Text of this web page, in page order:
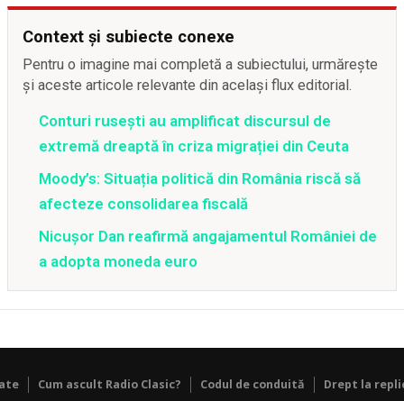
Context și subiecte conexe
Pentru o imagine mai completă a subiectului, urmărește
și aceste articole relevante din același flux editorial.
Conturi rusești au amplificat discursul de
extremă dreaptă în criza migrației din Ceuta
Moody’s: Situația politică din România riscă să
afecteze consolidarea fiscală
Nicușor Dan reafirmă angajamentul României de
a adopta moneda euro
Cum ascult Radio Clasic? Codul de conduită Drept la